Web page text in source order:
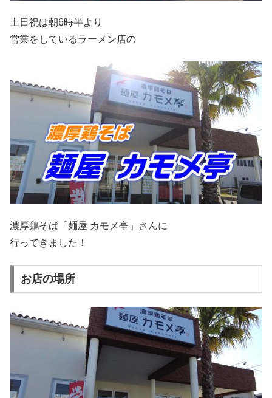
土日祝は朝6時半より
営業をしているラーメン店の
濃厚鶏そば「麺屋 カモメ亭」さんに
行ってきました！
お店の場所